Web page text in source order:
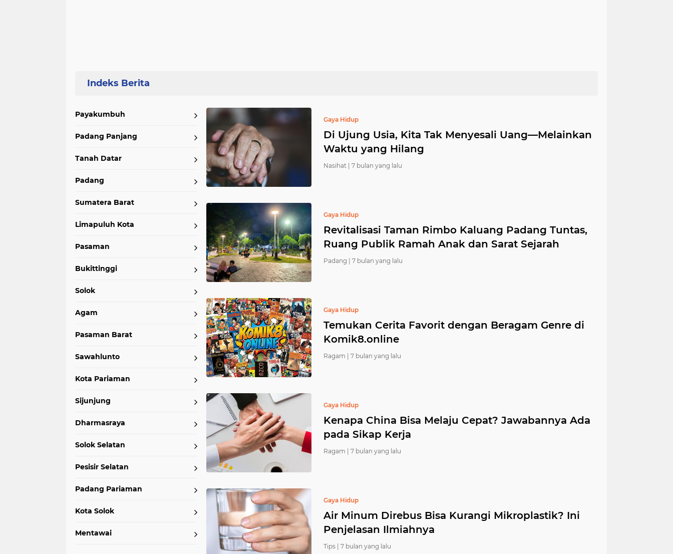
Payakumbuh
Padang Panjang
Tanah Datar
Padang
Sumatera Barat
Limapuluh Kota
Pasaman
Bukittinggi
Solok
Agam
Pasaman Barat
Sawahlunto
Kota Pariaman
Sijunjung
Dharmasraya
Solok Selatan
Pesisir Selatan
Padang Pariaman
Kota Solok
Mentawai
Gaya Hidup
Di Ujung Usia, Kita Tak Menyesali Uang—Melainkan
Waktu yang Hilang
Nasihat | 7 bulan yang lalu
Gaya Hidup
Revitalisasi Taman Rimbo Kaluang Padang Tuntas,
Ruang Publik Ramah Anak dan Sarat Sejarah
Padang | 7 bulan yang lalu
Gaya Hidup
Temukan Cerita Favorit dengan Beragam Genre di
Komik8.online
Ragam | 7 bulan yang lalu
Gaya Hidup
Kenapa China Bisa Melaju Cepat? Jawabannya Ada
pada Sikap Kerja
Ragam | 7 bulan yang lalu
Gaya Hidup
Air Minum Direbus Bisa Kurangi Mikroplastik? Ini
Penjelasan Ilmiahnya
Tips | 7 bulan yang lalu